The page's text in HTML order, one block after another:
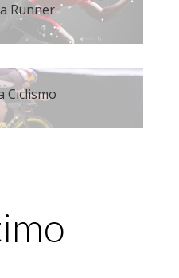
Runner
Ciclismo